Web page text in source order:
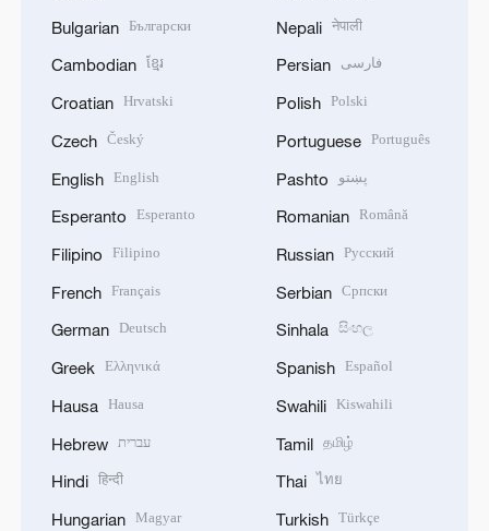
Bulgarian Български
Cambodian ខ្មែរ
Croatian Hrvatski
Czech Český
English English
Esperanto Esperanto
Filipino Filipino
French Français
German Deutsch
Greek Ελληνικά
Hausa Hausa
Hebrew עברית
Hindi हिन्दी
Hungarian Magyar
Nepali नेपाली
Persian فارسی
Polish Polski
Portuguese Português
Pashto پښتو
Romanian Română
Russian Русский
Serbian Српски
Sinhala සිංහල
Spanish Español
Swahili Kiswahili
Tamil தமிழ்
Thai ไทย
Turkish Türkçe